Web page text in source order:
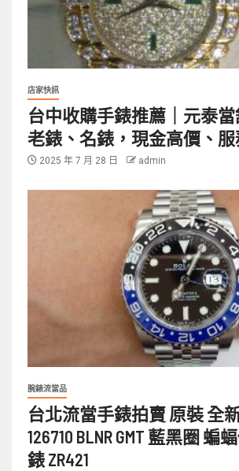
店家快訊
台中收購手錶推薦｜元泰
老錶、名錶，現金高價、服
2025 年 7 月 28 日 admin
腕錶流當品
台北流當手錶拍賣 原裝 全
126710 BLNR GMT 藍黑圈 蝙
錶 ZR421